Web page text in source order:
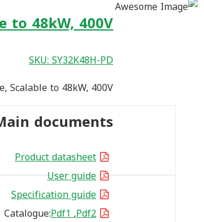
to 48kW, 400V
SKU: SY32K48H-PD
Scalable to 48kW, 400V
documents
Product datasheet
User guide
Specification guide
Catalogue:Pdf1,Pdf2